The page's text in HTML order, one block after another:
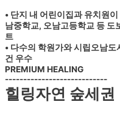
• 단지 내 어린이집과 유치원
남중학교, 오남고등학교 등 도
트
• 다수의 학원가와 시립오남
건 우수
PREMIUM HEALING
----------------------------
힐링자연 숲세권